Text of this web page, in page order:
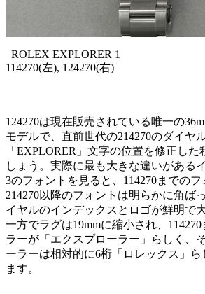
ROLEX EXPLORER 1
114270(左), 124270(右)
124270は現在販売されている唯一の
モデルで、直前世代の214270のダイヤ
「EXPLORER」文字の位置を修正し
しょう。実際に最も大きな違いがある
3のフォントを見ると、114270までの
214270以降のフォントは明らかに角ば
イヤルのインデックスとロゴが鮮明で
一方でラグは19mmに縮小され、
ラーが「エクスプローラー」らしく、
ーラーは相対的に6桁「ロレックス」
ます。